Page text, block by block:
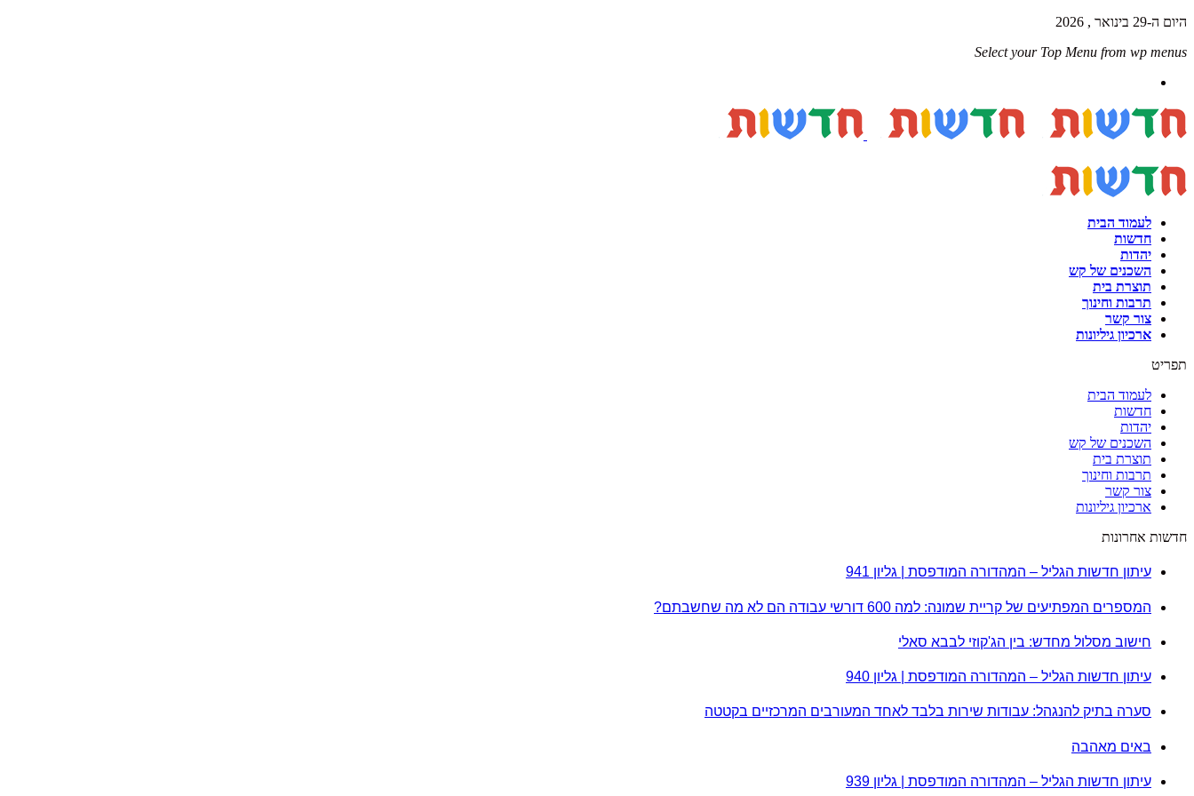
היום ה-29 בינואר , 2026
Select your Top Menu from wp menus
לעמוד הבית
חדשות
יהדות
השכנים של קש
תוצרת בית
תרבות וחינוך
צור קשר
ארכיון גיליונות
תפריט
לעמוד הבית
חדשות
יהדות
השכנים של קש
תוצרת בית
תרבות וחינוך
צור קשר
ארכיון גיליונות
חדשות אחרונות
עיתון חדשות הגליל – המהדורה המודפסת | גליון 941
המספרים המפתיעים של קריית שמונה: למה 600 דורשי עבודה הם לא מה שחשבתם?
חישוב מסלול מחדש: בין הג'קוזי לבבא סאלי
עיתון חדשות הגליל – המהדורה המודפסת | גליון 940
סערה בתיק להנגהל: עבודות שירות בלבד לאחד המעורבים המרכזיים בקטטה
באים מאהבה
עיתון חדשות הגליל – המהדורה המודפסת | גליון 939